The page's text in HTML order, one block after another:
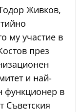
Живков,
му участие в
през
и най-
функционер в
Съветския